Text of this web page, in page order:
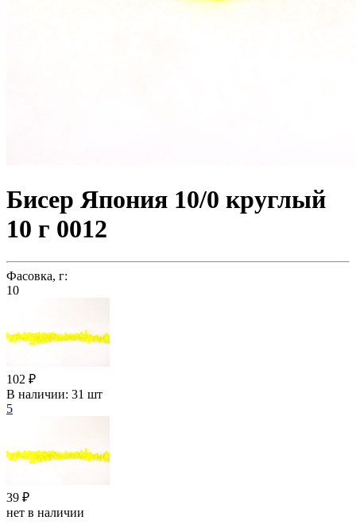
Бисер Япония 10/0 круглый
10 г 0012
Фасовка, г:
10
102 ₽
В наличии: 31 шт
5
39 ₽
нет в наличии